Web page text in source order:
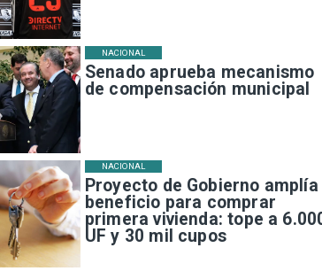
Senado aprueba mecanismo
de compensación municipal
NACIONAL
Proyecto de Gobierno amplía
beneficio para comprar
primera vivienda: tope a
UF y 30 mil cupos
NACIONAL